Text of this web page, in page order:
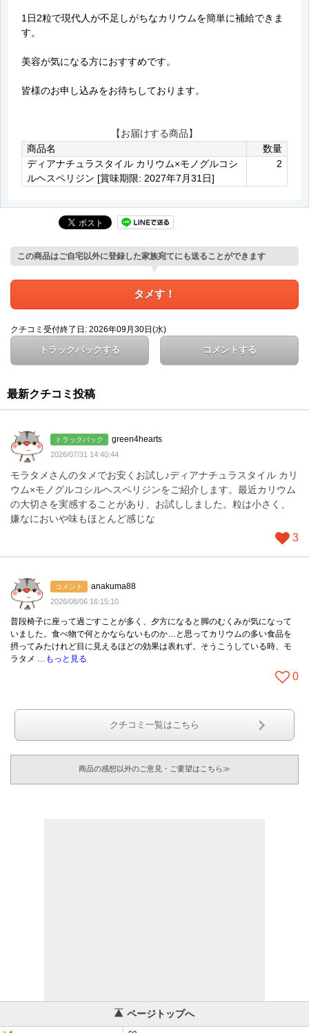
1日2粒で現代人が不足しがちなカリウムを簡単に補給できま
す。
美容が気になる方におすすめです。
皆様のお申し込みをお待ちしております。
【お届けする商品】
商品名
数量
ディアナチュラスタイル カリウム×モノグルコシ
ルヘスペリジン [賞味期限: 2027年7月31日]
2
この商品はご自宅以外に登録した家族宛てにも送ることができます
タメす！
クチコミ受付終了日: 2026年09月30日(水)
トラックバックする コメントする
最新クチコミ投稿
トラックバック green4hearts
2026/07/31 14:40:44
モラタメさんのタメでお安くお試し♪ディアナチュラスタイル カリ
ウム×モノグルコシルヘスペリジンをご紹介します。最近カリウム
の大切さを実感することがあり、お試ししました。粒は小さく、
嫌なにおいや味もほとんど感じな
3
コメント anakuma88
2026/08/06 16:15:10
普段椅子に座って過ごすことが多く、夕方になると脚のむくみが気になって
いました。食べ物で何とかならないものか…と思ってカリウムの多い食品を
摂ってみたけれど目に見えるほどの効果は表れず。そうこうしている時、モ
ラタメ …もっと見る
0
クチコミ一覧はこちら
商品の感想以外のご意見・ご要望はこちら≫
ページトップへ